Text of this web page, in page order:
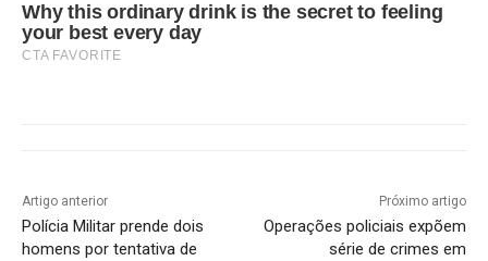
Why this ordinary drink is the secret to feeling
your best every day
CTA FAVORITE
Artigo anterior
Polícia Militar prende dois
homens por tentativa de
Próximo artigo
Operações policiais expõem
série de crimes em